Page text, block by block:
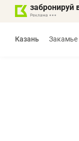
забронируй
Казань Закамье